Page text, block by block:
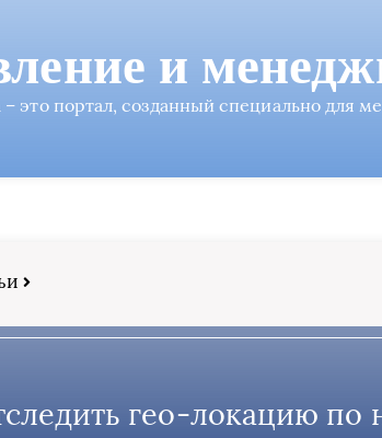
и
это портал, созданный специально для
гео-локацию по